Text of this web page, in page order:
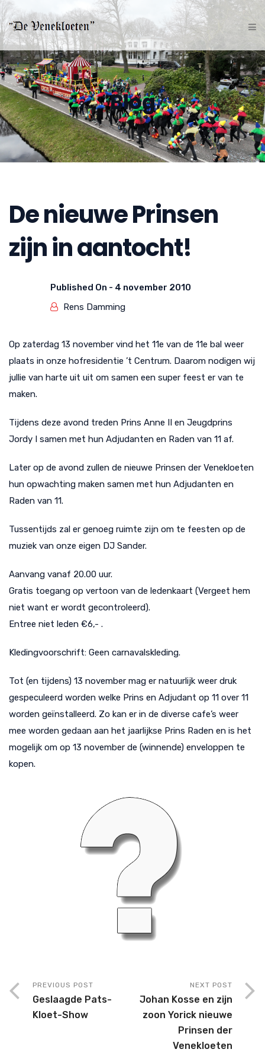
Blog
De nieuwe Prinsen
zijn in aantocht!
Published On - 4 november 2010
Rens Damming
Op zaterdag 13 november vind het 11e van de 11e bal weer
plaats in onze hofresidentie ’t Centrum. Daarom nodigen wij
jullie van harte uit uit om samen een super feest er van te
maken.
Tijdens deze avond treden Prins Anne II en Jeugdprins
Jordy I samen met hun Adjudanten en Raden van 11 af.
Later op de avond zullen de nieuwe Prinsen der Venekloeten
hun opwachting maken samen met hun Adjudanten en
Raden van 11.
Tussentijds zal er genoeg ruimte zijn om te feesten op de
muziek van onze eigen DJ Sander.
Aanvang vanaf 20.00 uur.
Gratis toegang op vertoon van de ledenkaart (Vergeet hem
niet want er wordt gecontroleerd).
Entree niet leden €6,- .
Kledingvoorschrift: Geen carnavalskleding.
Tot (en tijdens) 13 november mag er natuurlijk weer druk
gespeculeerd worden welke Prins en Adjudant op 11 over 11
worden geïnstalleerd. Zo kan er in de diverse cafe’s weer
mee worden gedaan aan het jaarlijkse Prins Raden en is het
mogelijk om op 13 november de (winnende) enveloppen te
kopen.
PREVIOUS POST
Geslaagde Pats-
Kloet-Show
NEXT POST
Johan Kosse en zijn
zoon Yorick nieuwe
Prinsen der
Venekloeten